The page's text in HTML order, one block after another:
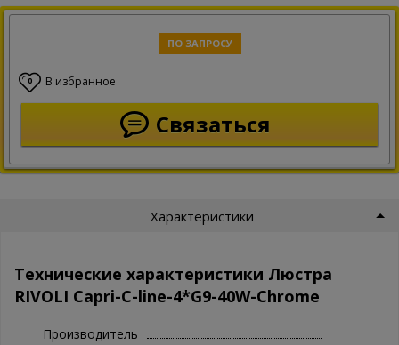
ПО ЗАПРОСУ
0 В избранное
Связаться
Характеристики
Технические характеристики Люстра
RIVOLI Capri-C-line-4*G9-40W-Chrome
Производитель